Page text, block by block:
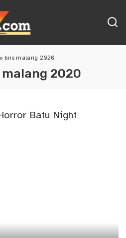
»bns malang 2020
2020